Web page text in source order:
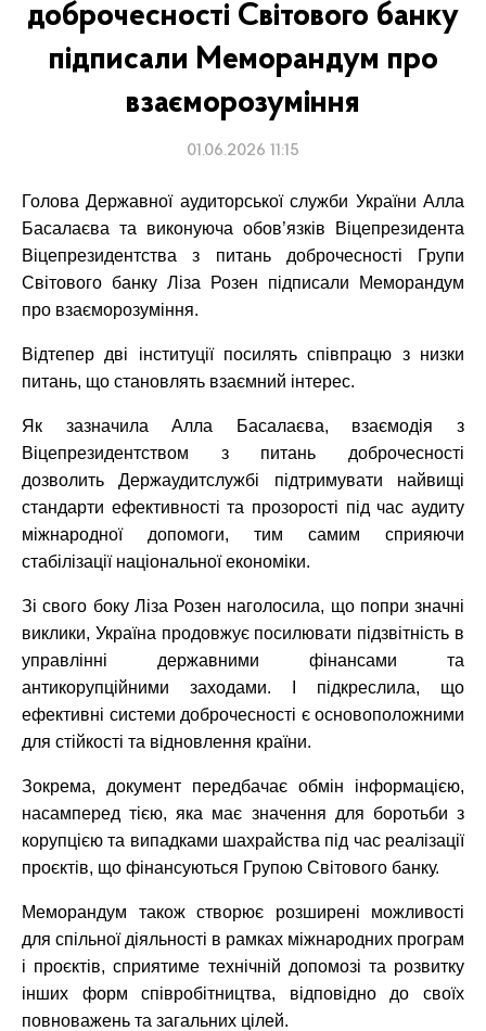
доброчесності Світового банку
підписали Меморандум про
взаєморозуміння
01.06.2026 11:15
Голова Державної аудиторської служби України Алла
Басалаєва та виконуюча обов’язків Віцепрезидента
Віцепрезидентства з питань доброчесності Групи
Світового банку Ліза Розен підписали Меморандум
про взаєморозуміння.
Відтепер дві інституції посилять співпрацю з низки
питань, що становлять взаємний інтерес.
Як зазначила Алла Басалаєва, взаємодія з
Віцепрезидентством з питань доброчесності
дозволить Держаудитслужбі підтримувати найвищі
стандарти ефективності та прозорості під час аудиту
міжнародної допомоги, тим самим сприяючи
стабілізації національної економіки.
Зі свого боку Ліза Розен наголосила, що попри значні
виклики, Україна продовжує посилювати підзвітність в
управлінні державними фінансами та
антикорупційними заходами. І підкреслила, що
ефективні системи доброчесності є основоположними
для стійкості та відновлення країни.
Зокрема, документ передбачає обмін інформацією,
насамперед тією, яка має значення для боротьби з
корупцією та випадками шахрайства під час реалізації
проєктів, що фінансуються Групою Світового банку.
Меморандум також створює розширені можливості
для спільної діяльності в рамках міжнародних програм
і проєктів, сприятиме технічній допомозі та розвитку
інших форм співробітництва, відповідно до своїх
повноважень та загальних цілей.